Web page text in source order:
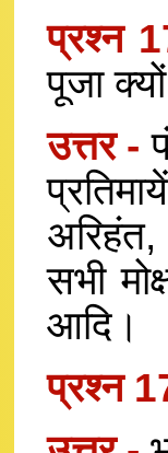
प्रश्न
पूजा
उत्तर -
सभी
आदि।
प्रश्न